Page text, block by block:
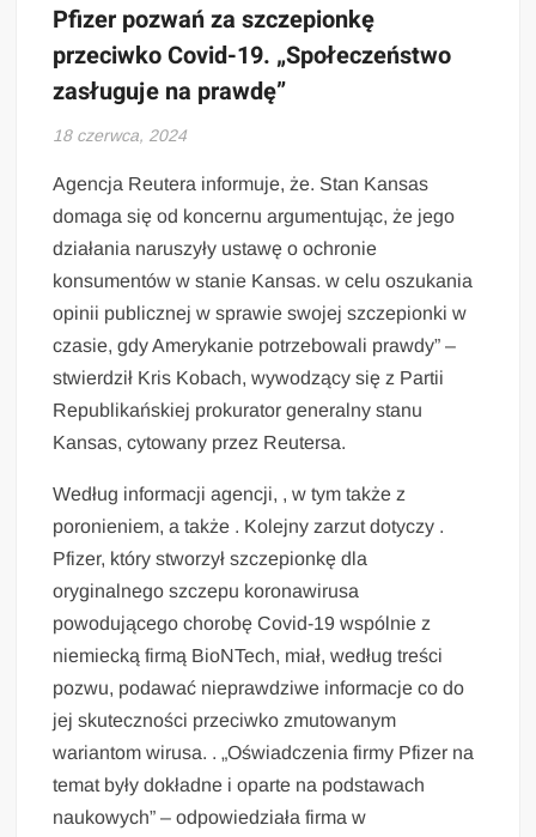
Pfizer pozwań za szczepionkę
przeciwko Covid-19. „Społeczeństwo
zasługuje na prawdę”
18 czerwca, 2024
Agencja Reutera informuje, że. Stan Kansas
domaga się od koncernu argumentując, że jego
działania naruszyły ustawę o ochronie
konsumentów w stanie Kansas. w celu oszukania
opinii publicznej w sprawie swojej szczepionki w
czasie, gdy Amerykanie potrzebowali prawdy” –
stwierdził Kris Kobach, wywodzący się z Partii
Republikańskiej prokurator generalny stanu
Kansas, cytowany przez Reutersa.
Według informacji agencji, , w tym także z
poronieniem, a także . Kolejny zarzut dotyczy .
Pfizer, który stworzył szczepionkę dla
oryginalnego szczepu koronawirusa
powodującego chorobę Covid-19 wspólnie z
niemiecką firmą BioNTech, miał, według treści
pozwu, podawać nieprawdziwe informacje co do
jej skuteczności przeciwko zmutowanym
wariantom wirusa. . „Oświadczenia firmy Pfizer na
temat były dokładne i oparte na podstawach
naukowych” – odpowiedziała firma w